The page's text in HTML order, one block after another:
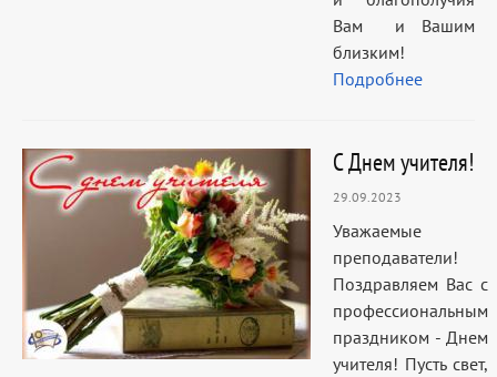
Вам и Вашим
близким!
Подробнее
С Днем учителя!
29.09.2023
Уважаемые
преподаватели!
Поздравляем Вас с
профессиональным
праздником - Днем
учителя! Пусть свет,